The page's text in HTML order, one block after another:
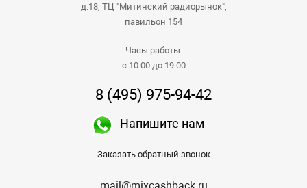
д.18, ТЦ "Митинский радиорынок",
павильон 154
Часы работы:
с 10.00 до 19.00
8 (495) 975-94-42
Напишите нам
Заказать обратный звонок